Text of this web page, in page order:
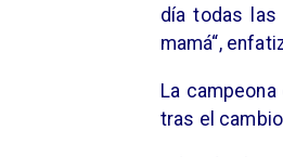
día todas las
mamá“,
La
tras el